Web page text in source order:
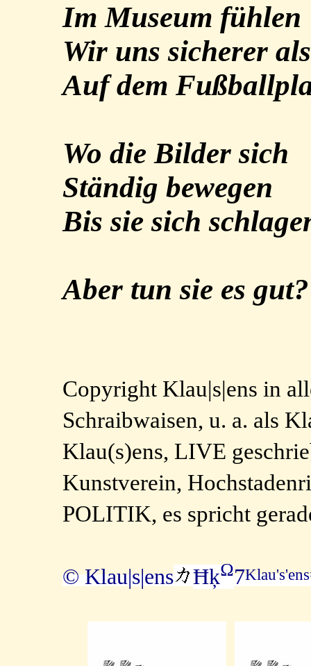
Im Museum fühlen
Wir uns sicherer als
Auf dem
Wo die Bilder sich
Ständig bewegen
Bis sie sich
Aber tun sie es gut?
Copyright Klau|s|ens in
Schraibwaisen, u. a. als
Klau(s)ens, LIVE
Kunstverein,
POLITIK, es spricht
© Klau|s|ens ĦķΩ7